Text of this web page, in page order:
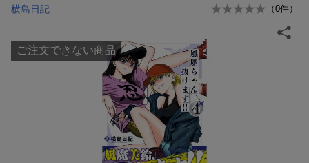
横島日記 （0件）
ご注文できない商品